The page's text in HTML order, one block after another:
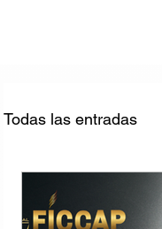
Todas las entradas
Derecho Laboral